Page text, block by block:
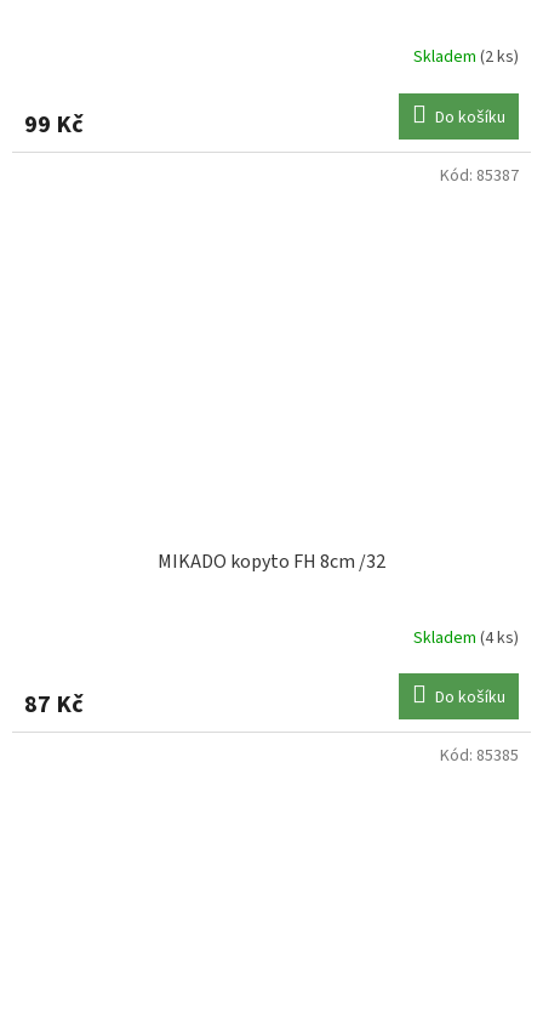
Skladem (2 ks)
99 Kč Do košíku
MIKADO kopyto FH 8cm /32
Skladem (4 ks)
87 Kč Do košíku
Kód: 85387
Kód: 85385